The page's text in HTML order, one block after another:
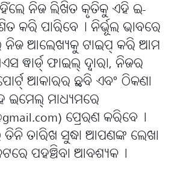
ନିଜ ଲିଖିତ କୃତିକୁ ଏହି ଇ-
କରି ପାରିବେ୤ ନିର୍ଭୂଲ ଭାବରେ
ନିଜ ଆଲେଖ୍ୟକୁ ଟାଇପ୍ କରି ଆମ
ୱାର୍ଡ୍ ଫାଇଲ୍ ଦ୍ବାରା, ନିଜର
ଆକାରର ଛବି ଏବଂ ଠିକଣା
ଇମେଲ୍ ମାଧ୍ୟମରେ
ପ୍ରେରଣ କରିବେ୤
ତିନି ତାରିଖ ସୁଦ୍ଧା ଆପଣଙ୍କ ଲେଖା
ପହଞ୍ଚିବା ଆବଶ୍ୟକ୤